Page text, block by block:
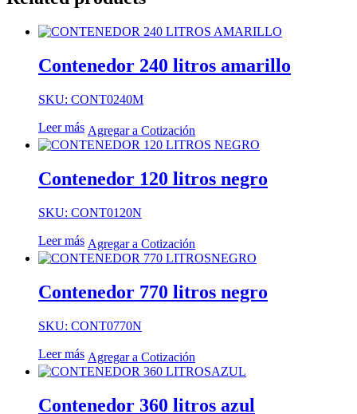
Contenedor 240 litros amarillo
SKU: CONT0240M
Leer más Agregar a Cotización
Contenedor 120 litros negro
SKU: CONT0120N
Leer más Agregar a Cotización
Contenedor 770 litros negro
SKU: CONT0770N
Leer más Agregar a Cotización
Contenedor 360 litros azul